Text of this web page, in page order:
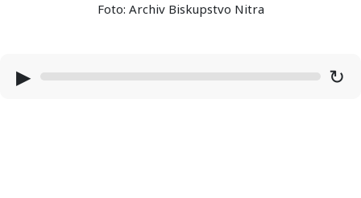
Foto: Archiv Biskupstvo Nitra
▶ ↻